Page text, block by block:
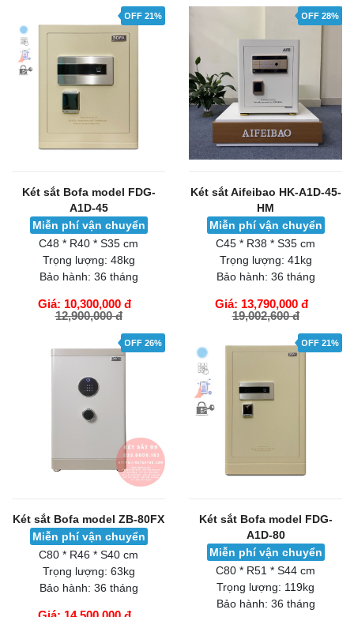
OFF 21%
Két sắt Bofa model FDG-
A1D-45
Miễn phí vận chuyển
C48 * R40 * S35 cm
Trọng lượng: 48kg
Bảo hành: 36 tháng
Giá: 10,300,000 đ
12,900,000 đ
GIỎ HÀNG
OFF 28%
Két sắt Aifeibao HK-A1D-45-
HM
Miễn phí vận chuyển
C45 * R38 * S35 cm
Trọng lượng: 41kg
Bảo hành: 36 tháng
Giá: 13,790,000 đ
19,002,600 đ
GIỎ HÀNG
OFF 26%
Két sắt Bofa model ZB-80FX
Miễn phí vận chuyển
C80 * R46 * S40 cm
Trọng lượng: 63kg
Bảo hành: 36 tháng
OFF 21%
Két sắt Bofa model FDG-
A1D-80
Miễn phí vận chuyển
C80 * R51 * S44 cm
Trọng lượng: 119kg
Bảo hành: 36 tháng